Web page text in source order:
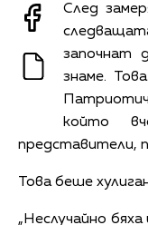
След
започнат
знаме.
който
представители,
Това беше
„Неслучайно